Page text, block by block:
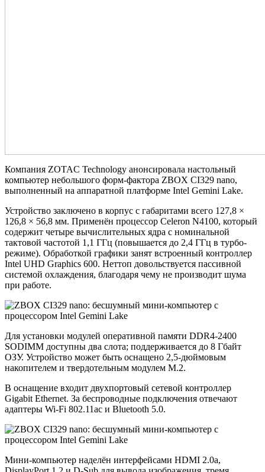
Компания ZOTAC Technology анонсировала настольный
компьютер небольшого форм-фактора ZBOX CI329 nano,
выполненный на аппаратной платформе Intel Gemini Lake.
Устройство заключено в корпус с габаритами всего 127,8 ×
126,8 × 56,8 мм. Применён процессор Celeron N4100, который
содержит четыре вычислительных ядра с номинальной
тактовой частотой 1,1 ГГц (повышается до 2,4 ГГц в турбо-
режиме). Обработкой графики занят встроенный контроллер
Intel UHD Graphics 600. Неттоп довольствуется пассивной
системой охлаждения, благодаря чему не производит шума
при работе.
Для установки модулей оперативной памяти DDR4-2400
SODIMM доступны два слота; поддерживается до 8 Гбайт
ОЗУ. Устройство может быть оснащено 2,5-дюймовым
накопителем и твердотельным модулем М.2.
В оснащение входит двухпортовый сетевой контроллер
Gigabit Ethernet. За беспроводные подключения отвечают
адаптеры Wi-Fi 802.11ac и Bluetooth 5.0.
Мини-компьютер наделён интерфейсами HDMI 2.0a,